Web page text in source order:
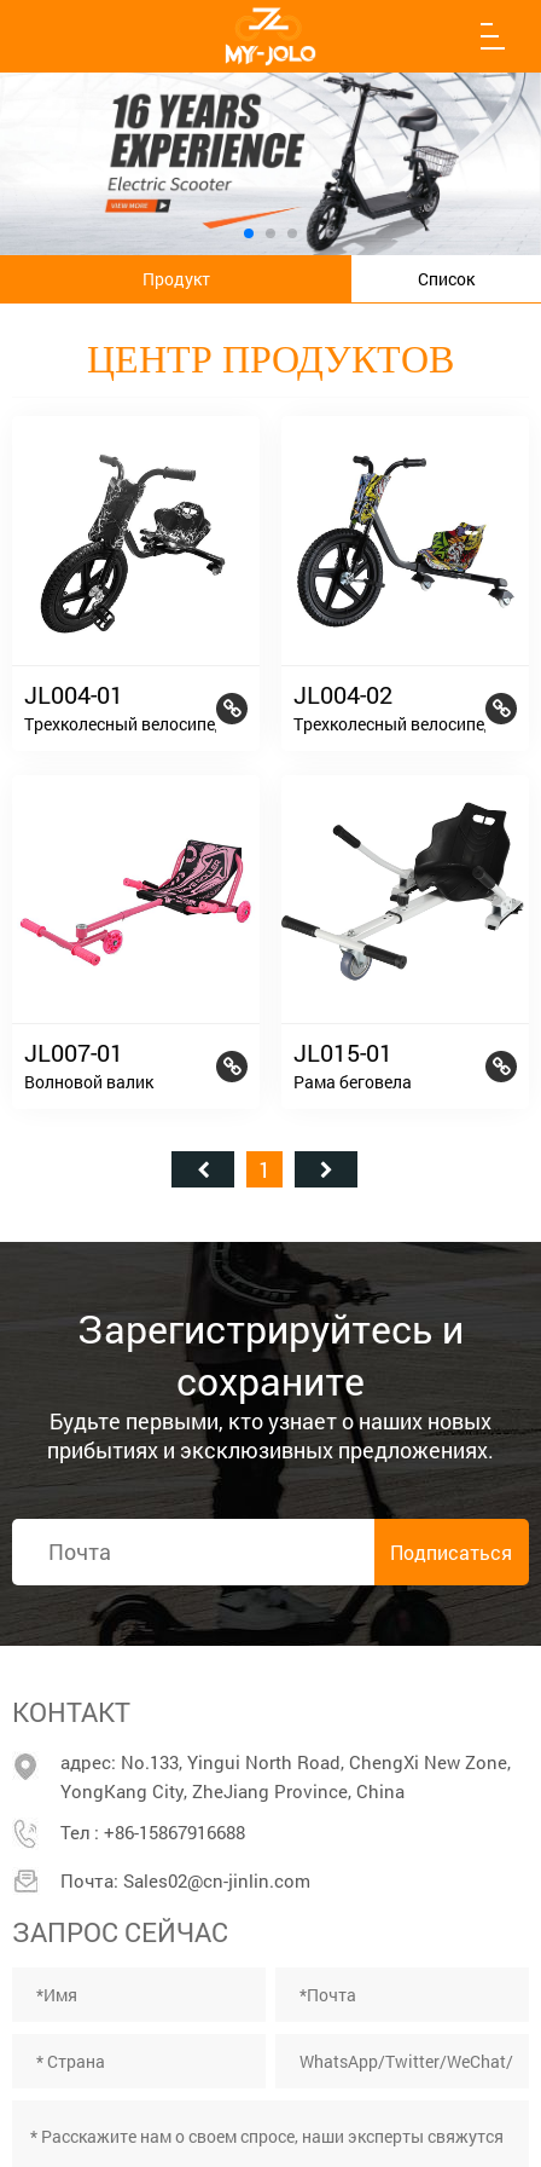
Продукт Список
ЦЕНТР ПРОДУКТОВ
JL004-01
Tрехколесный велосипед
JL004-02
Tрехколесный велосипед
JL007-01
Волновой валик
JL015-01
Рама беговела
1
Зарегистрируйтесь и
сохраните
Будьте первыми, кто узнает о наших новых
прибытиях и эксклюзивных предложениях.
КОНТАКТ
адрес: No.133, Yingui North Road, ChengXi New Zone,
YongKang City, ZheJiang Province, China
Тел : +86-15867916688
Почта: Sales02@cn-jinlin.com
ЗАПРОС СЕЙЧАС